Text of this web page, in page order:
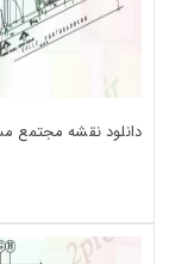
دانلود نقشه مجتمع مسکونی ،